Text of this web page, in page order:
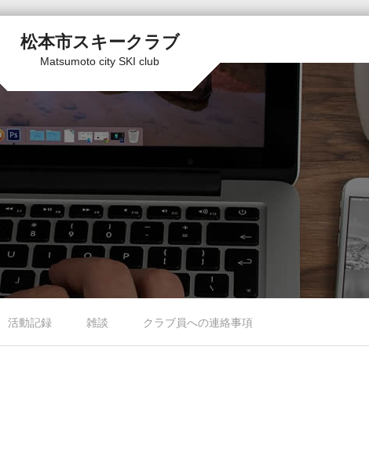
松本市スキークラブ
Matsumoto city SKI club
活動記録 雑談 クラブ員への連絡事項